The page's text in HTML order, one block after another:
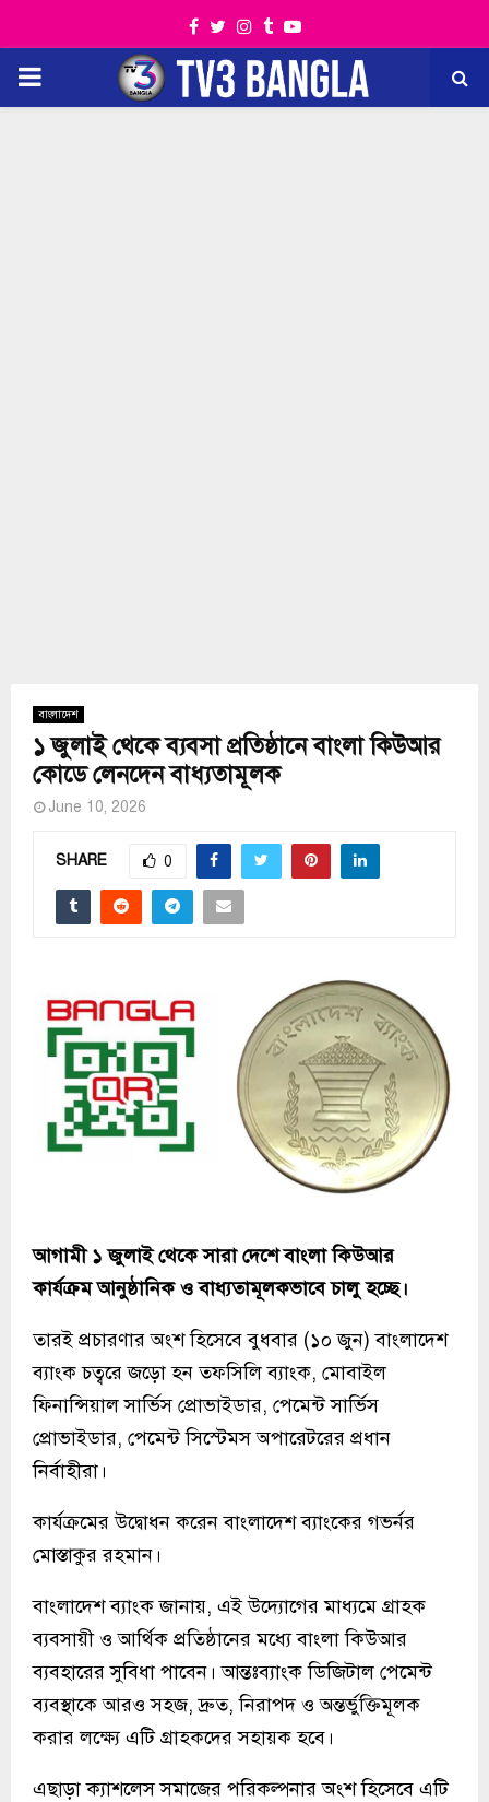
Facebook
TwitterInstagram
TumblrYoutube
PRIMARY
বাংলাদেশ
১ জুলাই থেকে ব্যবসা প্রতিষ্ঠানে বাংলা কিউআর
কোডে লেনদেন বাধ্যতামূলক
June 10, 2026
SHARE 0
আগামী ১ জুলাই থেকে সারা দেশে বাংলা কিউআর
কার্যক্রম আনুষ্ঠানিক ও বাধ্যতামূলকভাবে চালু হচ্ছে।
তারই প্রচারণার অংশ হিসেবে বুধবার (১০ জুন) বাংলাদেশ
ব্যাংক চত্বরে জড়ো হন তফসিলি ব্যাংক, মোবাইল
ফিনান্সিয়াল সার্ভিস প্রোভাইডার, পেমেন্ট সার্ভিস
প্রোভাইডার, পেমেন্ট সিস্টেমস অপারেটরের প্রধান
নির্বাহীরা।
কার্যক্রমের উদ্বোধন করেন বাংলাদেশ ব্যাংকের গভর্নর
মোস্তাকুর রহমান।
বাংলাদেশ ব্যাংক জানায়, এই উদ্যোগের মাধ্যমে গ্রাহক
ব্যবসায়ী ও আর্থিক প্রতিষ্ঠানের মধ্যে বাংলা কিউআর
ব্যবহারের সুবিধা পাবেন। আন্তঃব্যাংক ডিজিটাল পেমেন্ট
ব্যবস্থাকে আরও সহজ, দ্রুত, নিরাপদ ও অন্তর্ভুক্তিমূলক
করার লক্ষ্যে এটি গ্রাহকদের সহায়ক হবে।
এছাড়া ক্যাশলেস সমাজের পরিকল্পনার অংশ হিসেবে এটি